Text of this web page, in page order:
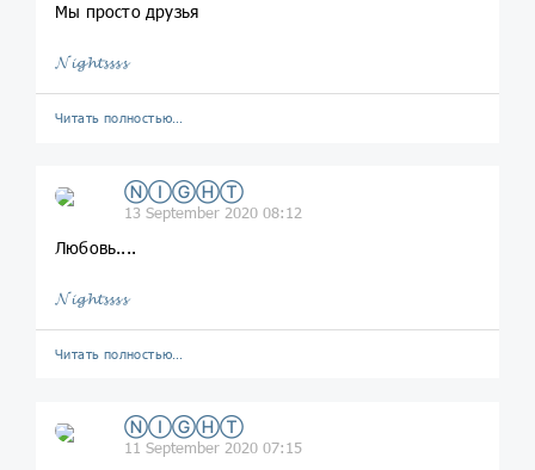
Мы просто друзья
𝓝𝓲𝓰𝓱𝓽𝓼𝓼𝓼𝓼
Читать полностью…
ⓃⒾⒼⒽⓉ
13 September 2020 08:12
Любовь....
𝓝𝓲𝓰𝓱𝓽𝓼𝓼𝓼𝓼
Читать полностью…
ⓃⒾⒼⒽⓉ
11 September 2020 07:15